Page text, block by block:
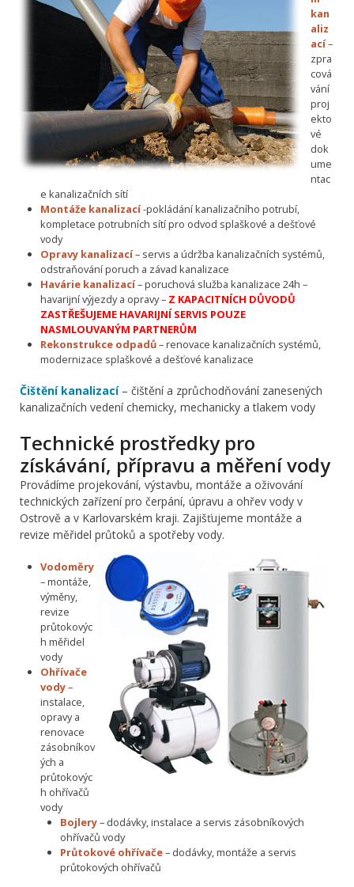
kan
aliz
ací–
zpra
cová
vání
proj
ekto
vé
dok
ume
ntac
e kanalizačních sítí
Montáže kanalizací-pokládání kanalizačního potrubí,
kompletace potrubních sítí pro odvod splaškové a dešťové
vody
Opravy kanalizací– servis a údržba kanalizačních systémů,
odstraňování poruch a závad kanalizace
Havárie kanalizací– poruchová služba kanalizace 24h –
havarijní výjezdy a opravy – Z KAPACITNÍCH DŮVODŮ
ZASTŘEŠUJEME HAVARIJNÍ SERVIS POUZE
NASMLOUVANÝM PARTNERŮM
Rekonstrukce odpadů– renovace kanalizačních systémů,
modernizace splaškové a dešťové kanalizace
Čištění kanalizací– čištění a zprůchodňování zanesených
kanalizačních vedení chemicky, mechanicky a tlakem vody
Technické prostředky pro
získávání, přípravu a měření vody
Provádíme projekování, výstavbu, montáže a oživování
technických zařízení pro čerpání, úpravu a ohřev vody v
Ostrově a v Karlovarském kraji. Zajišťujeme montáže a
revize měřidel průtoků a spotřeby vody.
Vodoměry
– montáže,
výměny,
revize
průtokovýc
h měřidel
vody
Ohřívače
vody–
instalace,
opravy a
renovace
zásobníkov
ých a
průtokovýc
h ohřívačů
vody
Bojlery– dodávky, instalace a servis zásobníkových
ohřívačů vody
Průtokové ohřívače– dodávky, montáže a servis
průtokových ohřívačů